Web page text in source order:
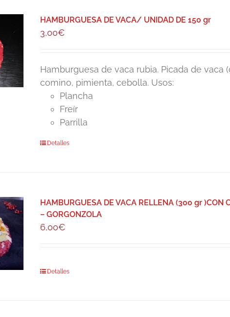
HAMBURGUESA DE VACA/ UNIDAD DE 150 gr
3,00€
Hamburguesa de vaca rubia. Picada de vaca
comino, pimienta, cebolla. Usos:
Plancha
Freír
Parrilla
Detalles
HAMBURGUESA DE VACA RELLENA (300 gr )CON
– GORGONZOLA
6,00€
Detalles